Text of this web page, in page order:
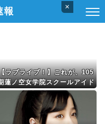
×
報
ラブライブ！】これが、105
蓮ノ空女学院スクールアイド
ルクラブ最後の曲